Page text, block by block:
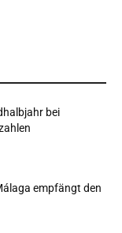
bei
empfängt den